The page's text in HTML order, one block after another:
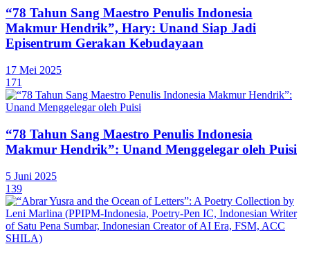
“78 Tahun Sang Maestro Penulis Indonesia
Makmur Hendrik”, Hary: Unand Siap Jadi
Episentrum Gerakan Kebudayaan
17 Mei 2025
171
“78 Tahun Sang Maestro Penulis Indonesia
Makmur Hendrik”: Unand Menggelegar oleh Puisi
5 Juni 2025
139